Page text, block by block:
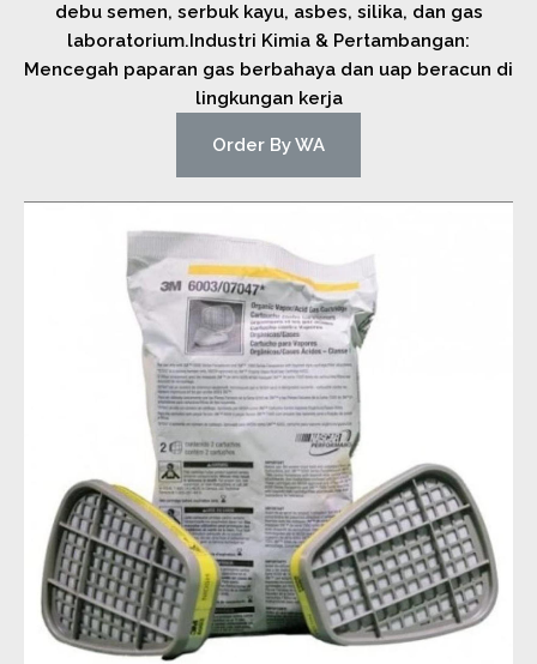
debu semen, serbuk kayu, asbes, silika, dan gas
laboratorium.Industri Kimia & Pertambangan:
Mencegah paparan gas berbahaya dan uap beracun di
lingkungan kerja
Order By WA